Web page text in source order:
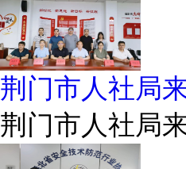
荆门市人社局
荆门市人社局